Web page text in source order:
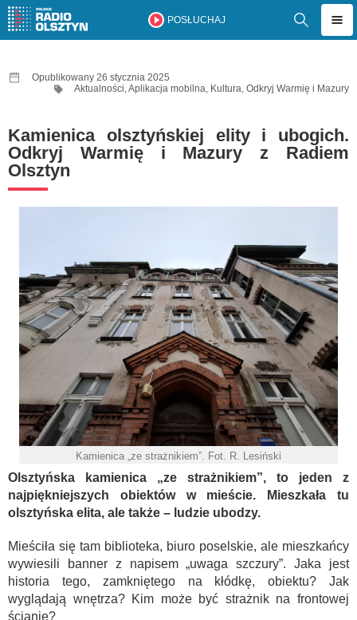
POSŁUCHAJ
Opublikowany 26 stycznia 2025
Aktualności,Aplikacja mobilna, Kultura, Odkryj Warmię i Mazury
Kamienica olsztyńskiej elity i ubogich.
Odkryj Warmię i Mazury z Radiem
Olsztyn
Kamienica „ze strażnikiem”. Fot. R. Lesiński
Olsztyńska kamienica „ze strażnikiem”, to jeden z
najpiękniejszych obiektów w mieście. Mieszkała tu
olsztyńska elita, ale także – ludzie ubodzy.
Mieściła się tam biblioteka, biuro poselskie, ale mieszkańcy
wywiesili banner z napisem „uwaga szczury”. Jaka jest
historia tego, zamkniętego na kłódkę, obiektu? Jak
wyglądają wnętrza? Kim może być strażnik na frontowej
ścianie?